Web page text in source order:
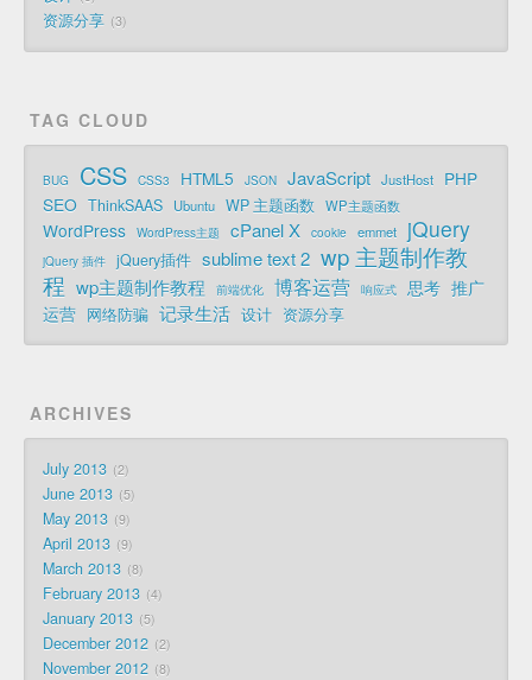
资源分享 3
TAG CLOUD
BUG CSS CSS3 HTML5 JSON JavaScript JustHost
PHP
SEO ThinkSAAS Ubuntu WP 主题函数 WP主题函数
WordPress WordPress主题 cPanel X cookie emmet jQuery
jQuery 插件 jQuery插件 sublime text 2 wp 主题制作教
程 wp主题制作教程 前端优化 博客运营 响应式 思考 推广
运营 网络防骗 记录生活 设计 资源分享
ARCHIVES
July 2013 2
June 2013 5
May 2013 9
April 2013 9
March 2013 8
February 2013 4
January 2013 5
December 2012 2
November 2012 8